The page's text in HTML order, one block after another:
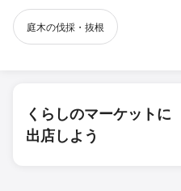
庭木の伐採・抜根
くらしのマーケットに
出店しよう